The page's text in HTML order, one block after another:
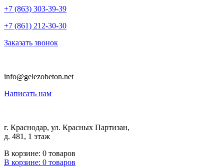
+7 (863) 303-39-39
+7 (861) 212-30-30
Заказать звонок
info@gelezobeton.net
Написать нам
г. Краснодар, ул. Красных Партизан,
д. 481, 1 этаж
В корзине: 0 товаров
В корзине: 0 товаров